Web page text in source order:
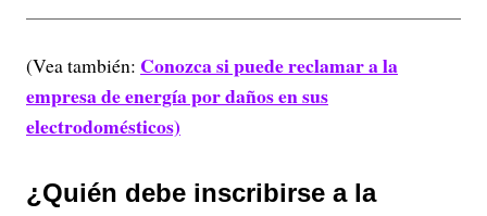
(Vea también: Conozca si puede reclamar a la
empresa de energía por daños en sus
electrodomésticos)
¿Quién debe inscribirse a la